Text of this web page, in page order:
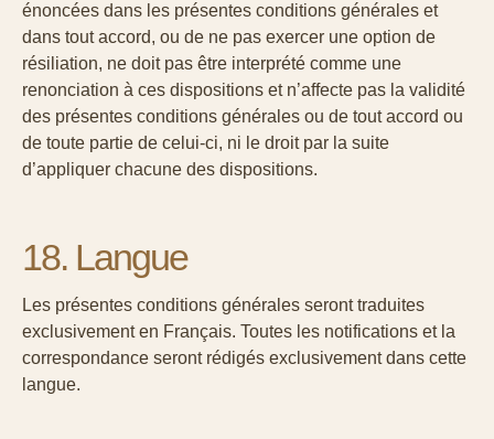
énoncées dans les présentes conditions générales et
dans tout accord, ou de ne pas exercer une option de
résiliation, ne doit pas être interprété comme une
renonciation à ces dispositions et n’affecte pas la validité
des présentes conditions générales ou de tout accord ou
de toute partie de celui-ci, ni le droit par la suite
d’appliquer chacune des dispositions.
18. Langue
Les présentes conditions générales seront traduites
exclusivement en Français. Toutes les notifications et la
correspondance seront rédigés exclusivement dans cette
langue.